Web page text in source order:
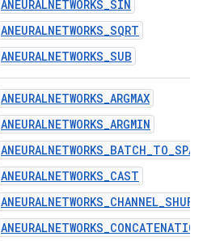
ANEURALNETWORKS_SIN
ANEURALNETWORKS_SQRT
ANEURALNETWORKS_SUB
ANEURALNETWORKS_ARGMAX
ANEURALNETWORKS_ARGMIN
ANEURALNETWORKS_CAST
ANEURALNETWORKS_CONCATENATION